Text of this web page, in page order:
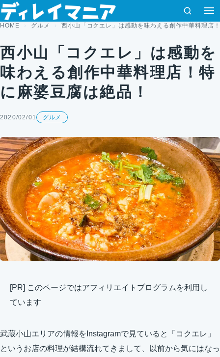
コンテンツへスキップ
検索
HOME グルメ 西小山「コクエレ」は感動を味わえる創作中華料理店
西小山「コクエレ」は感動を
味わえる創作中華料理店！特
に麻婆豆腐は絶品！
2020/02/01 グルメ
[PR] このページではアフィリエイトプログラムを利用し
ています
武蔵小山エリアの情報をInstagramで見ていると「コクエレ」
というお店の料理が結構流れてきまして、以前から気にはなっ